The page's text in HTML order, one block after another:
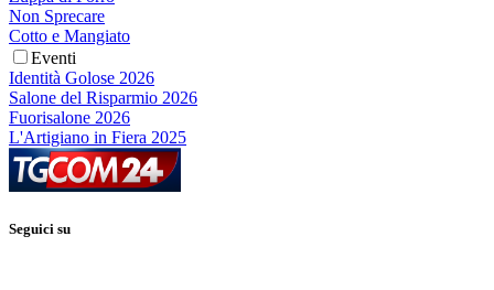
Non Sprecare
Cotto e Mangiato
Eventi
Identità Golose 2026
Salone del Risparmio 2026
Fuorisalone 2026
L'Artigiano in Fiera 2025
Seguici su